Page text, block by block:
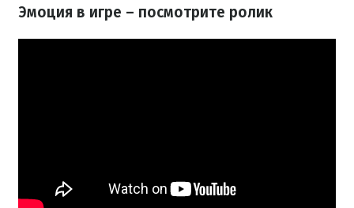
Эмоция в игре – посмотрите ролик